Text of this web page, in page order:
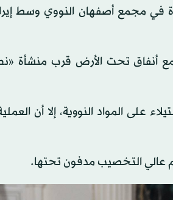
في مجمع أصفهان النووي وسط
تحت الأرض قرب منشأة
على المواد النووية، إلا أن
عالي التخصيب مدفون تحتها.